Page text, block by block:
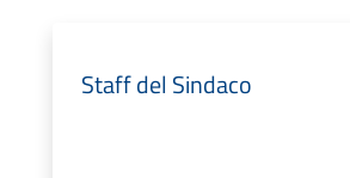
Staff del Sindaco